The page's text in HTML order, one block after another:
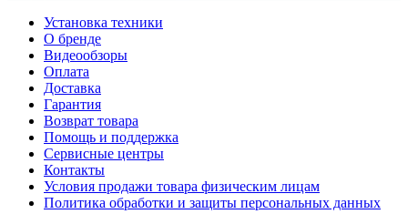
Установка техники
О бренде
Видеообзоры
Оплата
Доставка
Гарантия
Возврат товара
Помощь и поддержка
Сервисные центры
Контакты
Условия продажи товара физическим лицам
Политика обработки и защиты персональных данных